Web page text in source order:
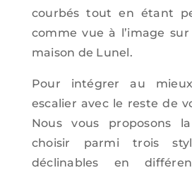
courbés tout en étant
comme vue à l’image sur
maison de Lunel.
Pour intégrer au
escalier avec le reste de
Nous vous proposons
choisir parmi trois
déclinables en